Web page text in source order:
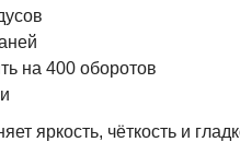
на 400 оборотов
яркость, чёткость и